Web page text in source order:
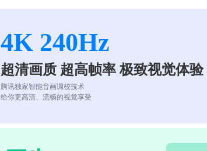
4K 240Hz
超清画质 超高帧率 极致视觉体验
腾讯独家智能音画调校技术
给你更高清、流畅的视觉享受